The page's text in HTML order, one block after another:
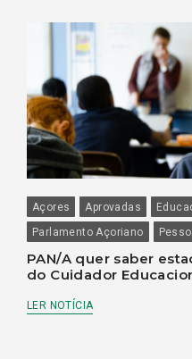
Açores Aprovadas
Parlamento Açoriano
PAN/A quer saber
do Cuidador
LER NOTÍCIA